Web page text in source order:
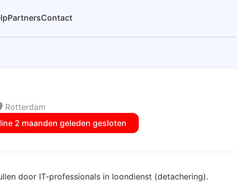
PartnersContact
Rotterdam
2 maanden geleden gesloten
door IT-professionals in loondienst (detachering).